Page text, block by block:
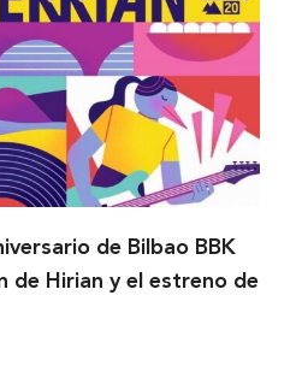
de Bilbao BBK
de Hirian y el estreno de